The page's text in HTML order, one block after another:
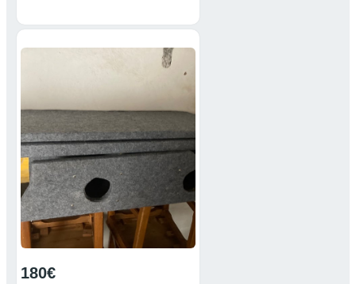
180€